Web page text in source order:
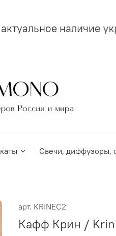
наличие
Свечи, диффузоры,
арт. KRINEC2
Кафф Крин / Krin